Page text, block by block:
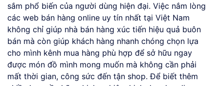
sắm phổ biến của người dùng hiện đại. Việc nắm lòng
các web bán hàng online uy tín nhất tại Việt Nam
không chỉ giúp nhà bán hàng xúc tiến hiệu quả buôn
bán mà còn giúp khách hàng nhanh chóng chọn lựa
cho mình kênh mua hàng phù hợp để sở hữu ngay
được món đồ mình mong muốn mà không cần phải
mất thời gian, công sức đến tận shop. Để biết thêm